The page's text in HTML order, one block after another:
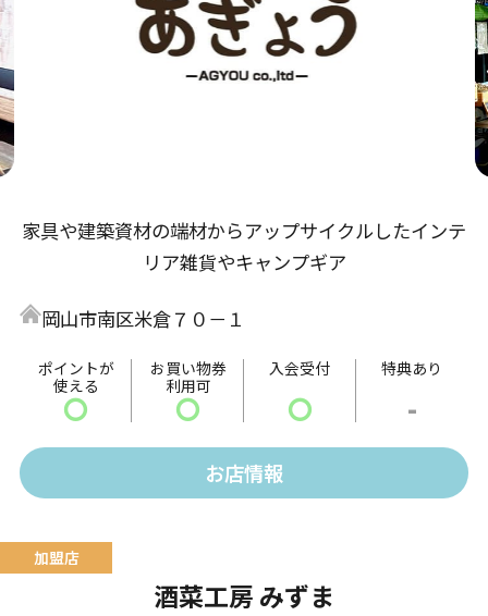
家具や建築資材の端材からアップサイクルしたインテ
リア雑貨やキャンプギア
岡山市南区米倉７０－１
ポイントが
使える
〇
お買い物券
利用可
〇
入会受付
〇
特典あり
-
お店情報
酒菜工房 みずま